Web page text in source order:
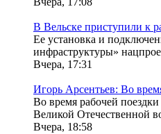
В Вельске приступили к
Ее установка и
инфраструктуры»
Вчера, 17:31
Игорь Арсентьев: Во
Во время рабочей
Великой Отечественной
Вчера, 18:58